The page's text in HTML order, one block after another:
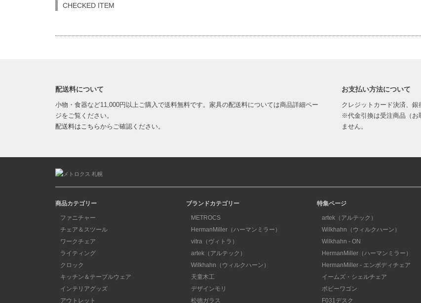
CHECKED ITEM
配送料について
小物・食器など11,000円以上ご購入で送料無料です。家具の配送料については商品詳細ペー
ジをご覧ください。
配送料はこちらからご確認ください。
お支払い方法について
クレジットカード決済、銀
※代金引換は受注商品（お
ません。
商品カテゴリー
ファニチャー
チェア＆スツール
ワークチェア
ライティング
クロック
キッチン＆テーブルウェア
インテリアグッズ
アウトレット
ブランドカテゴリー
METROCS
HermanMiller（ハーマンミラー）
vitra（ヴィトラ）
artek（アルテック）
Wilkhahn（ウィルクハーン）
天童木工
デザインモリ
松徳ガラス
特集ページ
artek（アルテック）
Wilkhahn（ウィルクハーン）
Wilkhahn - ON
HermanMiller（ハーマンミラー）
HermanMiller - エンボディチェア
イームズ・シェルチェア
ボビーワゴン
F031デスク